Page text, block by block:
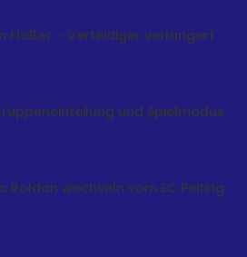
Flößer – Verteidiger verlängert
und Spielmodus
Roldan wechseln vom EC Peiting